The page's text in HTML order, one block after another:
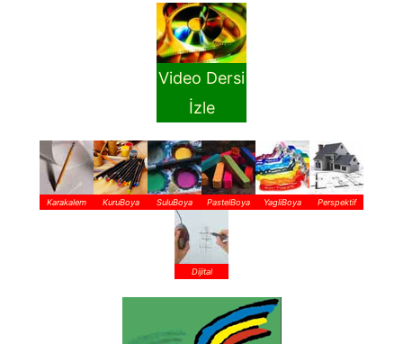
Video Dersi
İzle
Karakalem KuruBoya SuluBoya PastelBoya YagliBoya Perspektif
Dijital